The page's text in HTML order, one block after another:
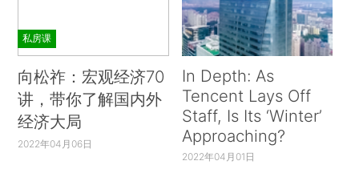
私房课
向松祚：宏观经济70
讲，带你了解国内外
经济大局
2022年04月06日
In Depth: As
Tencent Lays Off
Staff, Is Its ‘Winter’
Approaching?
2022年04月01日